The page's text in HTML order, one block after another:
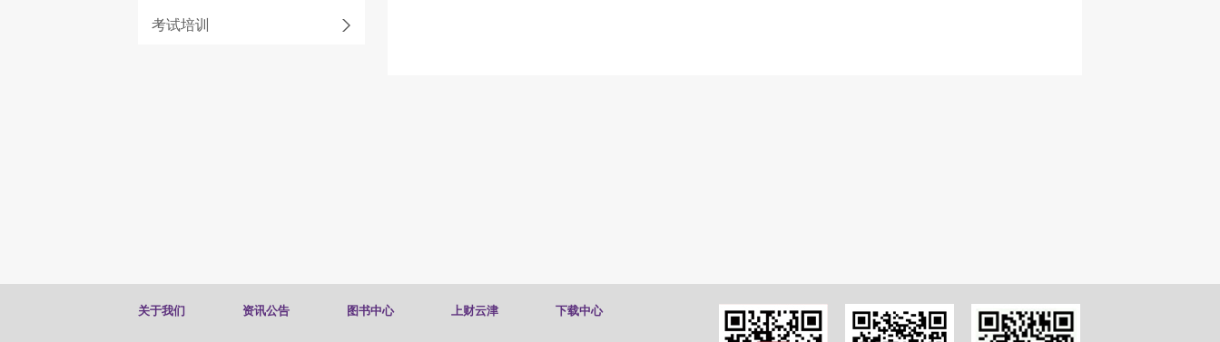
考试培训
关于我们 资讯公告 图书中心 上财云津 下载中心